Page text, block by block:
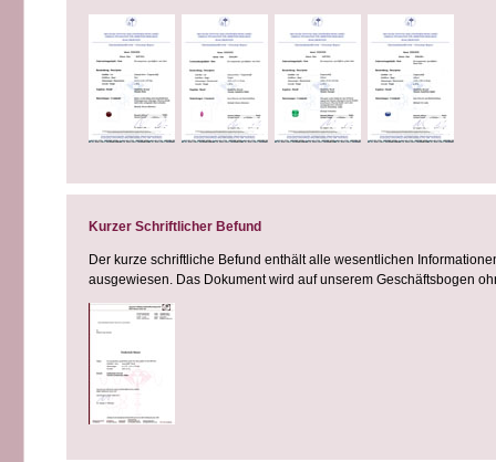
Kurzer Schriftlicher Befund
Der kurze schriftliche Befund enthält alle wesentlichen
ausgewiesen. Das Dokument wird auf unserem Geschäftsbogen